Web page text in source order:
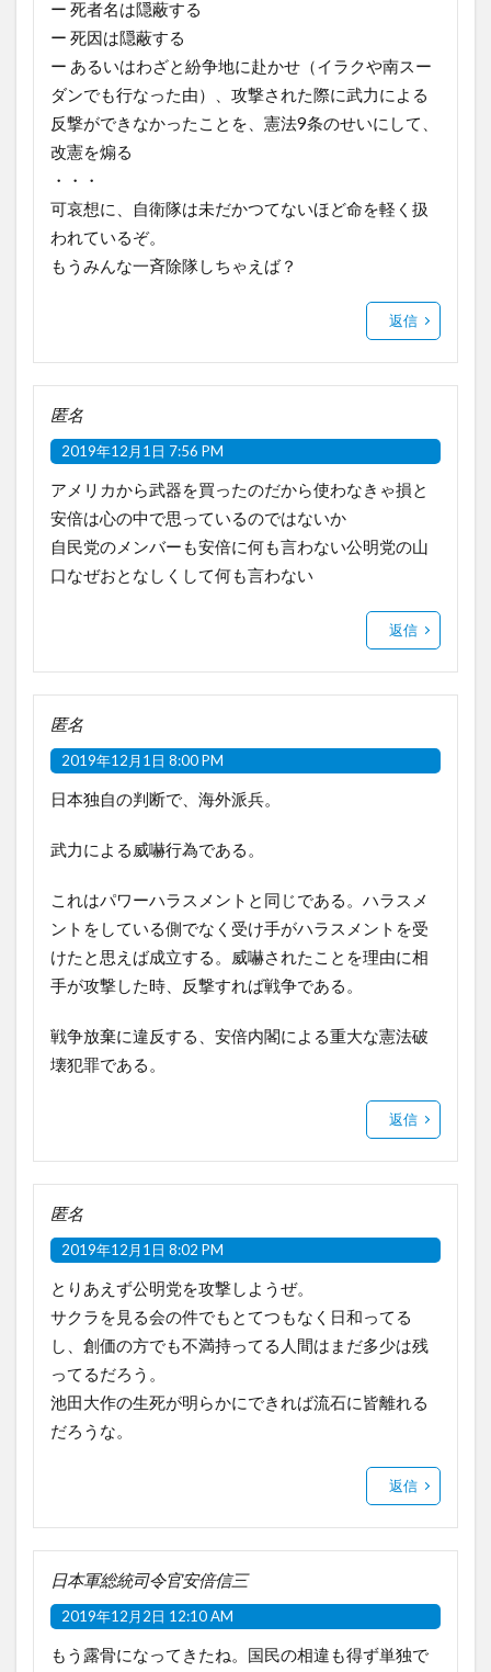
ー 死者名は隠蔽する
ー 死因は隠蔽する
ー あるいはわざと紛争地に赴かせ（イラクや南スー
ダンでも行なった由）、攻撃された際に武力による
反撃ができなかったことを、憲法9条のせいにして、
改憲を煽る
・・・
可哀想に、自衛隊は未だかつてないほど命を軽く扱
われているぞ。
もうみんな一斉除隊しちゃえば？
返信
匿名
2019年12月1日 7:56 PM
アメリカから武器を買ったのだから使わなきゃ損と
安倍は心の中で思っているのではないか
自民党のメンバーも安倍に何も言わない公明党の山
口なぜおとなしくして何も言わない
返信
匿名
2019年12月1日 8:00 PM
日本独自の判断で、海外派兵。
武力による威嚇行為である。
これはパワーハラスメントと同じである。ハラスメ
ントをしている側でなく受け手がハラスメントを受
けたと思えば成立する。威嚇されたことを理由に相
手が攻撃した時、反撃すれば戦争である。
戦争放棄に違反する、安倍内閣による重大な憲法破
壊犯罪である。
返信
匿名
2019年12月1日 8:02 PM
とりあえず公明党を攻撃しようぜ。
サクラを見る会の件でもとてつもなく日和ってる
し、創価の方でも不満持ってる人間はまだ多少は残
ってるだろう。
池田大作の生死が明らかにできれば流石に皆離れる
だろうな。
返信
日本軍総統司令官安倍信三
2019年12月2日 12:10 AM
もう露骨になってきたね。国民の相違も得ず単独で